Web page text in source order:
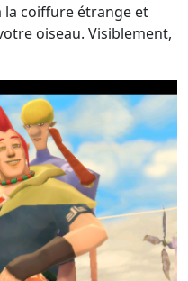
la coiffure étrange et
oiseau. Visiblement,